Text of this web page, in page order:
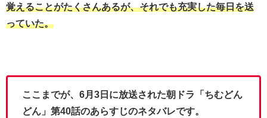
覚えることがたくさんあるが、それでも充実した毎日を送
っていた。
ここまでが、6月3日に放送された朝ドラ「ちむどん
どん」第40話のあらすじのネタバレです。